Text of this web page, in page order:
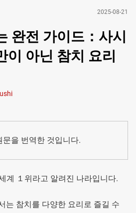
2025-08-21
완전 가이드：사시
이 아닌 참치 요리
을 번역한 것입니다.
계 １위라고 알려진 나라입니다.
는 참치를 다양한 요리로 즐길 수